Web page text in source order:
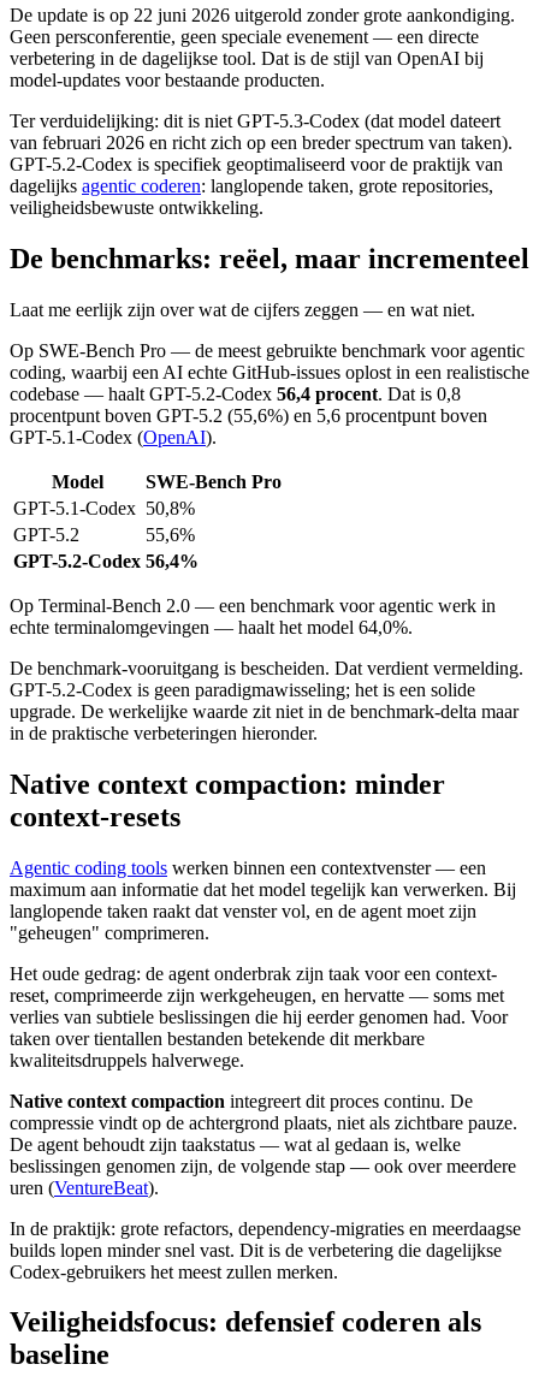
De update is op 22 juni 2026 uitgerold zonder grote aankondiging.
Geen persconferentie, geen speciale evenement — een directe
verbetering in de dagelijkse tool. Dat is de stijl van OpenAI bij
model-updates voor bestaande producten.
Ter verduidelijking: dit is niet GPT-5.3-Codex (dat model dateert
van februari 2026 en richt zich op een breder spectrum van taken).
GPT-5.2-Codex is specifiek geoptimaliseerd voor de praktijk van
dagelijks agentic coderen: langlopende taken, grote repositories,
veiligheidsbewuste ontwikkeling.
De benchmarks: reëel, maar incrementeel
Laat me eerlijk zijn over wat de cijfers zeggen — en wat niet.
Op SWE-Bench Pro — de meest gebruikte benchmark voor agentic
coding, waarbij een AI echte GitHub-issues oplost in een realistische
codebase — haalt GPT-5.2-Codex 56,4 procent. Dat is 0,8
procentpunt boven GPT-5.2 (55,6%) en 5,6 procentpunt boven
GPT-5.1-Codex (OpenAI).
Model
SWE-Bench Pro
GPT-5.1-Codex 50,8%
GPT-5.2
55,6%
GPT-5.2-Codex 56,4%
Op Terminal-Bench 2.0 — een benchmark voor agentic werk in
echte terminalomgevingen — haalt het model 64,0%.
De benchmark-vooruitgang is bescheiden. Dat verdient vermelding.
GPT-5.2-Codex is geen paradigmawisseling; het is een solide
upgrade. De werkelijke waarde zit niet in de benchmark-delta maar
in de praktische verbeteringen hieronder.
Native context compaction: minder
context-resets
Agentic coding tools werken binnen een contextvenster — een
maximum aan informatie dat het model tegelijk kan verwerken. Bij
langlopende taken raakt dat venster vol, en de agent moet zijn
"geheugen" comprimeren.
Het oude gedrag: de agent onderbrak zijn taak voor een context-
reset, comprimeerde zijn werkgeheugen, en hervatte — soms met
verlies van subtiele beslissingen die hij eerder genomen had. Voor
taken over tientallen bestanden betekende dit merkbare
kwaliteitsdruppels halverwege.
Native context compaction integreert dit proces continu. De
compressie vindt op de achtergrond plaats, niet als zichtbare pauze.
De agent behoudt zijn taakstatus — wat al gedaan is, welke
beslissingen genomen zijn, de volgende stap — ook over meerdere
uren (VentureBeat).
In de praktijk: grote refactors, dependency-migraties en meerdaagse
builds lopen minder snel vast. Dit is de verbetering die dagelijkse
Codex-gebruikers het meest zullen merken.
Veiligheidsfocus: defensief coderen als
baseline